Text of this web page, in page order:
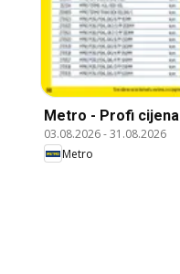
Metro - Profi cijena
03.08.2026-31.08.2026
Metro